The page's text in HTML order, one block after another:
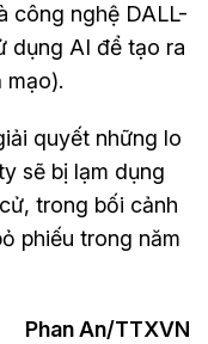
công nghệ DALL-
dụng AI để tạo ra
mạo).
quyết những lo
sẽ bị lạm dụng
trong bối cảnh
phiếu trong năm
Phan An/TTXVN